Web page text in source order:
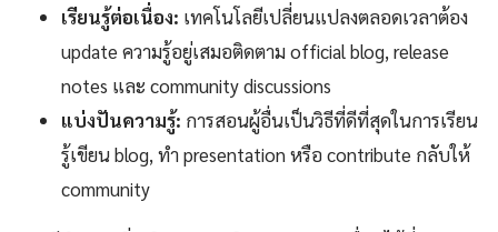
เรียนรู้ต่อเนื่อง: เทคโนโลยีเปลี่ยนแปลงตลอดเวลาต้อง
update ความรู้อยู่เสมอติดตาม official blog, release
notes และ community discussions
แบ่งปันความรู้: การสอนผู้อื่นเป็นวิธีที่ดีที่สุดในการเรียน
รู้เขียน blog, ทำ presentation หรือ contribute กลับให้
community